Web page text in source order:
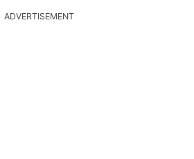
ADVERTISEMENT